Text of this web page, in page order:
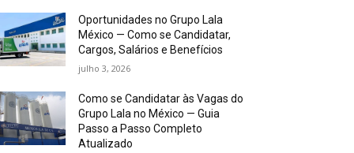
Oportunidades no Grupo Lala
México — Como se Candidatar,
Cargos, Salários e Benefícios
julho 3, 2026
Como se Candidatar às Vagas do
Grupo Lala no México — Guia
Passo a Passo Completo
Atualizado